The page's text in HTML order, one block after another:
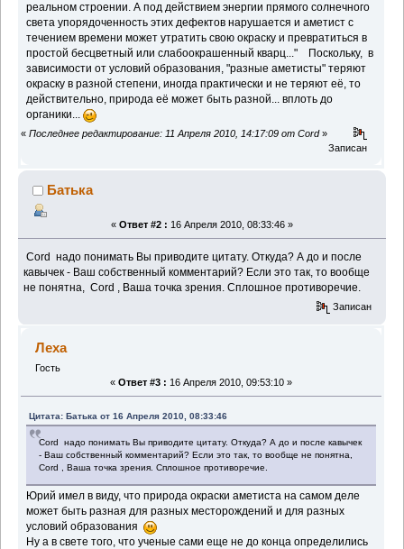
реальном строении. А под действием энергии прямого солнечного
света упорядоченность этих дефектов нарушается и аметист с
течением времени может утратить свою окраску и превратиться в
простой бесцветный или слабоокрашенный кварц..." Поскольку, в
зависимости от условий образования, "разные аметисты" теряют
окраску в разной степени, иногда практически и не теряют её, то
действительно, природа её может быть разной... вплоть до
органики...
« Последнее редактирование: 11 Апреля 2010, 14:17:09 от Cord»
Записан
Батька
« Ответ #2 : 16 Апреля 2010, 08:33:46 »
Cord надо понимать Вы приводите цитату. Откуда? А до и после
кавычек - Ваш собственный комментарий? Если это так, то вообще
не понятна, Cord , Ваша точка зрения. Сплошное противоречие.
Записан
Леха
Гость
« Ответ #3 : 16 Апреля 2010, 09:53:10 »
Цитата: Батька от 16 Апреля 2010, 08:33:46
Cord надо понимать Вы приводите цитату. Откуда? А до и после кавычек
- Ваш собственный комментарий? Если это так, то вообще не понятна,
Cord , Ваша точка зрения. Сплошное противоречие.
Юрий имел в виду, что природа окраски аметиста на самом деле
может быть разная для разных месторождений и для разных
условий образования
Ну а в свете того, что ученые сами еще не до конца определились